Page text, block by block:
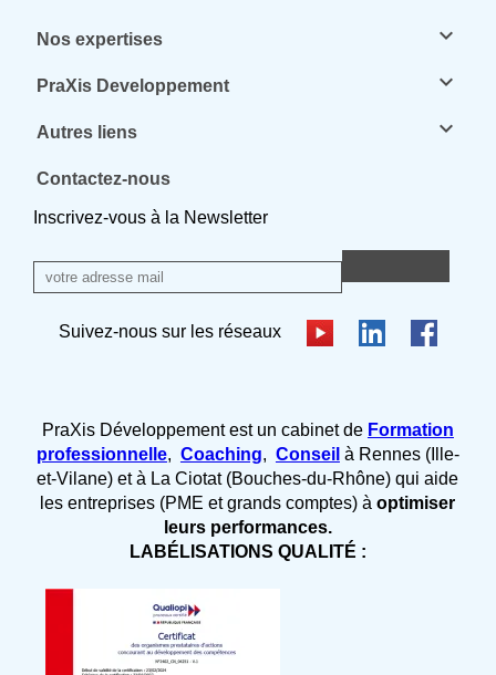
Nos expertises keyboard_arrow_down
PraXis Developpement keyboard_arrow_down
Autres liens keyboard_arrow_down
Contactez-nous
Inscrivez-vous à la Newsletter
Suivez-nous sur les réseaux
PraXis Développement est un cabinet de Formation
professionnelle, Coaching, Conseil à Rennes (Ille-
et-Vilane) et à La Ciotat (Bouches-du-Rhône) qui aide
les entreprises (PME et grands comptes) àoptimiser
leurs performances.
LABÉLISATIONS QUALITÉ :